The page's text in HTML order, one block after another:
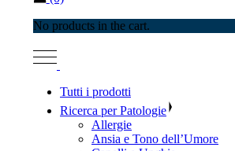
No products in the cart.
Tutti i prodotti
Ricerca per Patologie
Allergie
Ansia e Tono dell’Umore